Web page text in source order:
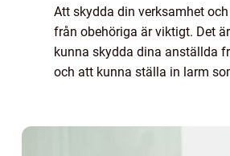
Att skydda din verksamhet
från obehöriga är viktigt. Det
kunna skydda dina anställda
och att kunna ställa in larm